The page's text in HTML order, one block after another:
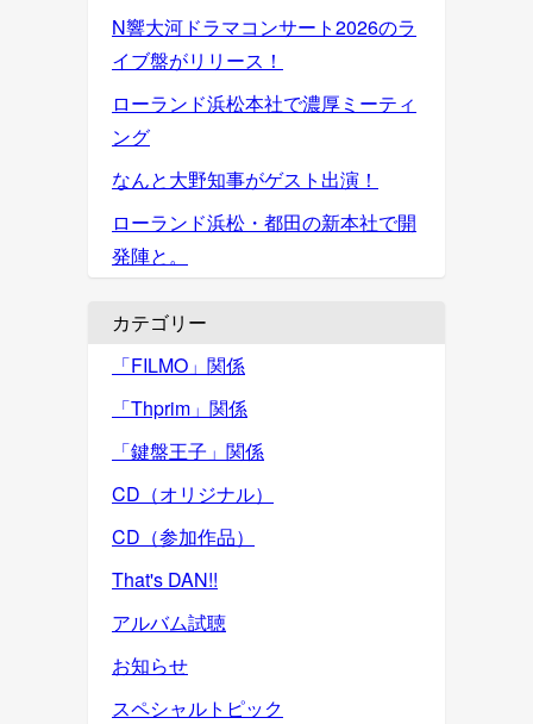
N響大河ドラマコンサート2026のラ
イブ盤がリリース！
ローランド浜松本社で濃厚ミーティ
ング
なんと大野知事がゲスト出演！
ローランド浜松・都田の新本社で開
発陣と。
カテゴリー
「FILMO」関係
「Thprim」関係
「鍵盤王子」関係
CD（オリジナル）
CD（参加作品）
That's DAN!!
アルバム試聴
お知らせ
スペシャルトピック